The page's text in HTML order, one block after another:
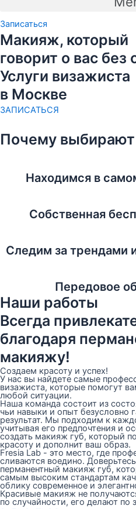
Записаться
Макияж, который
говорит о вас без
Услуги визажиста
в Москве
ЗАПИСАТЬСЯ
Почему выбирают
Находимся в
Собственная
Следим за трендами
Передовое
Наши работы
Всегда
благодаря
макияжу!
Создаем красоту и успех!
У нас вы найдете самые
визажиста, которые помогут
любой ситуации.
Наша команда состоит из
чьи навыки и опыт безусловно
результат. Мы подходим к
учитывая его предпочтения и
создать макияж губ, который
красоту и дополнит ваш образ.
Fresia Lab - это место, где
сливаются воедино.
перманентный макияж губ,
самым высоким стандартам
облику современное и
Красивые макияж не
по случайности, его делают по